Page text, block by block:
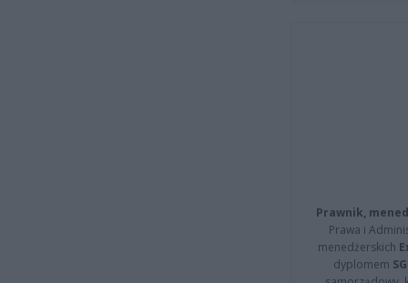
Prawnik,
Prawa i
menedżerskich
dyplomem